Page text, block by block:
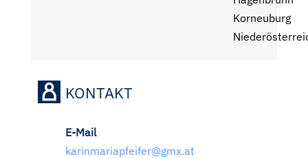
Korneuburg
KONTAKT
E-Mail
karinmariapfeifer@gmx.at